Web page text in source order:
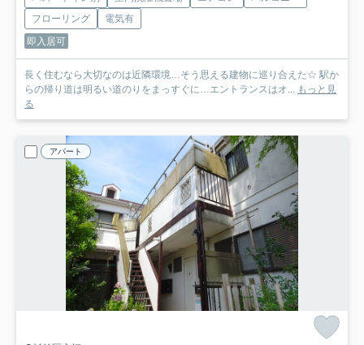
フローリング
電気有
即入居可
長く住むなら大切なのは近隣環境…そう思える建物に巡り合えた☆ 駅か
らの帰り道は明るい道のりをまっすぐに…エントランスはオ... もっと見
る
アパート